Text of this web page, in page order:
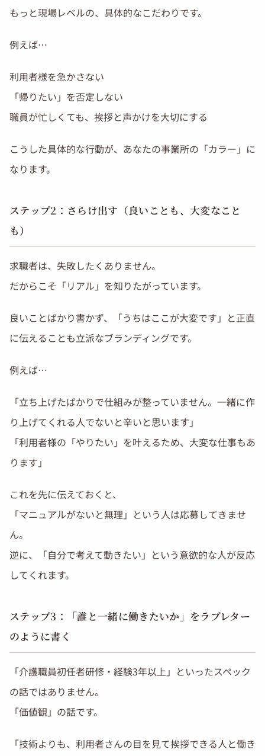
もっと現場レベルの、具体的なこだわりです。
例えば…
利用者様を急かさない
「帰りたい」を否定しない
職員が忙しくても、挨拶と声かけを大切にする
こうした具体的な行動が、あなたの事業所の「カラー」に
なります。
ステップ2：さらけ出す（良いことも、大変なこと
も）
求職者は、失敗したくありません。
だからこそ「リアル」を知りたがっています。
良いことばかり書かず、「うちはここが大変です」と正直
に伝えることも立派なブランディングです。
例えば…
「立ち上げたばかりで仕組みが整っていません。一緒に作
り上げてくれる人でないと辛いと思います」
「利用者様の「やりたい」を叶えるため、大変な仕事もあ
ります」
これを先に伝えておくと、
「マニュアルがないと無理」という人は応募してきませ
ん。
逆に、「自分で考えて動きたい」という意欲的な人が反応
してくれます。
ステップ3：「誰と一緒に働きたいか」をラブレター
のように書く
「介護職員初任者研修・経験3年以上」といったスペック
の話ではありません。
「価値観」の話です。
「技術よりも、利用者さんの目を見て挨拶できる人と働き